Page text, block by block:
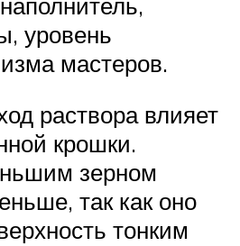
уровень
мастеров.
раствора влияет
крошки.
зерном
так как оно
тонким